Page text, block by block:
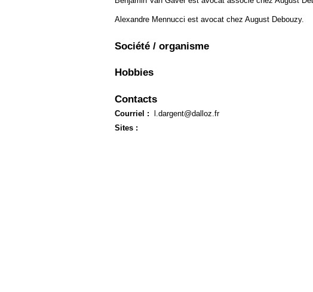
Alexandre Mennucci est avocat chez August Debouzy.
Société / organisme
Hobbies
Contacts
Courriel : l.dargent@dalloz.fr
Sites :